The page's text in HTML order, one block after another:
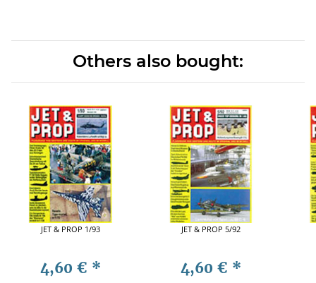
Others also bought:
JET & PROP 1/93
4,60 € *
JET & PROP 5/92
4,60 € *